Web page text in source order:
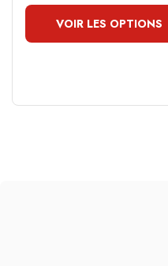
VOIR LES OPTIONS